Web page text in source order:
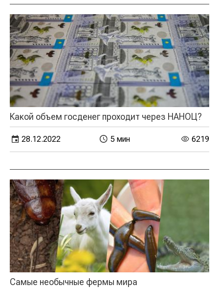
Какой объем госденег проходит через НАНОЦ?
28.12.2022 5 мин 6219
Самые необычные фермы мира